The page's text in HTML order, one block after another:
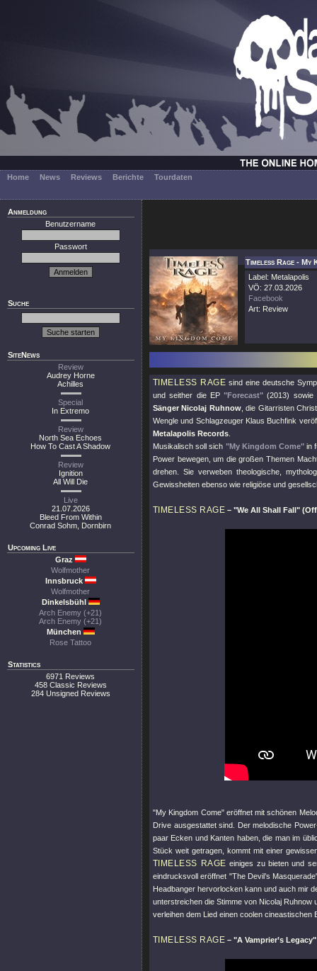
Home News Reviews Berichte Tourdaten
Anmeldung
Benutzername
Passwort
Suche
SiteNews
Review
Audrey Horne
Achilles
Special
In Extremo
Review
North Sea Echoes
How To Cast A Shadow
Review
Ignition
All Will Die
Live
21.07.2026
Bleed From Within
Conrad Sohm, Dornbirn
Upcoming Live
Graz
Wolfmother
Innsbruck
Wolfmother
Dinkelsbühl
Arch Enemy (+21)
Arch Enemy (+21)
München
Rose Tattoo
Statistics
6971 Reviews
458 Classic Reviews
284 Unsigned Reviews
Timeless Rage - My
Label: Metalapolis
VÖ: 27.03.2026
Facebook
Art: Review
TIMELESS RAGE sind eine deutsche
und seither die EP"Forecast" (2013)
Sänger Nicolaj Ruhnow , die Gitarristen
Wengle und Schlagzeuger Klaus Buchfink
Metalapolis Records
Musikalisch soll sich "My Kingdom Come"in
Power bewegen, um die großen Themen
drehen. Sie verweben theologische,
Gewissheiten ebenso wie religiöse und
TIMELESS RAGE –"We All Shall Fall"
"My Kingdom Come"eröffnet mit schönen
Drive ausgestattet sind. Der melodische
paar Ecken und Kanten haben, die man im
Stück weit getragen, kommt mit einer
TIMELESS RAGE einiges zu bieten und
eindrucksvoll eröffnet "The Devil’s
Headbanger hervorlocken kann und auch mir
unterstreichen die Stimme von Nicolaj
verleihen dem Lied einen coolen cineastischen
TIMELESS RAGE –"A Vamprier’s Legacy"